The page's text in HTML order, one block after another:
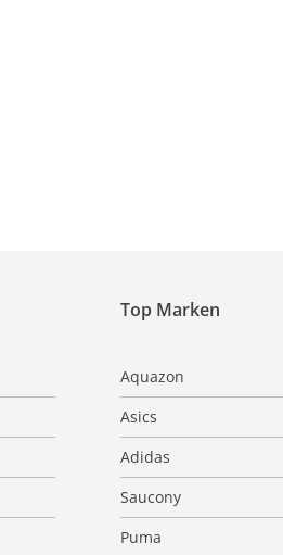
Top Marken
Aquazon
Asics
Adidas
Saucony
Puma